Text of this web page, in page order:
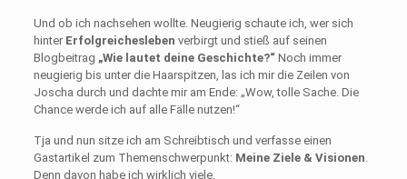
Und ob ich nachsehen wollte. Neugierig schaute ich, wer sich
hinter Erfolgreichesleben verbirgt und stieß auf seinen
Blogbeitrag „Wie lautet deine Geschichte?“Noch immer
neugierig bis unter die Haarspitzen, las ich mir die Zeilen von
Joscha durch und dachte mir am Ende: „Wow, tolle Sache. Die
Chance werde ich auf alle Fälle nutzen!“
Tja und nun sitze ich am Schreibtisch und verfasse einen
Gastartikel zum Themenschwerpunkt: Meine Ziele & Visionen.
Denn davon habe ich wirklich viele.